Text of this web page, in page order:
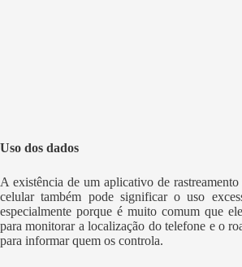
Uso dos dados
A existência de um aplicativo de
celular também pode significar o uso
especialmente porque é muito comum que
para monitorar a localização do telefone e o
para informar quem os controla.